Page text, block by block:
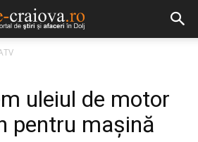
uleiul de motor
pentru maşină